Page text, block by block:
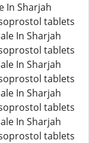
In Sharjah
tablets
In Sharjah
tablets
In Sharjah
tablets
In Sharjah
tablets
In Sharjah
tablets